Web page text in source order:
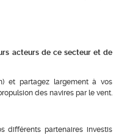
acteurs de ce secteur et de
et partagez largement à vos
des navires par le vent.
différents partenaires investis